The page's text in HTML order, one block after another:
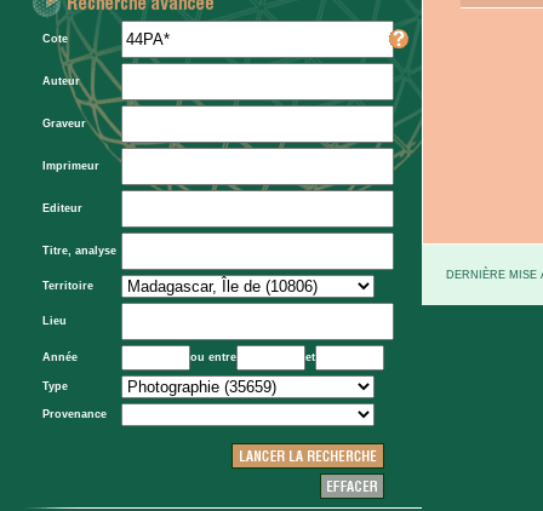
Cote
Auteur
Graveur
Imprimeur
Editeur
Titre, analyse
Territoire
Lieu
Année ou entre et
Type
Provenance
DERNIÈRE MISE